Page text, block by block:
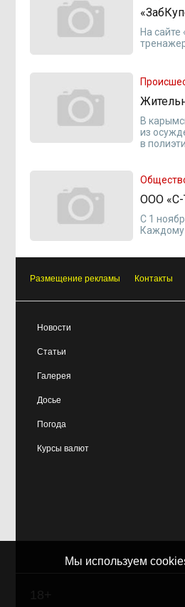
На
В
из
в
ООО «С-
С 1
Каждому
Размещение рекламы Контакты
Новости
Статьи
Галерея
Досье
Погода
Курсы валют
Мы используем